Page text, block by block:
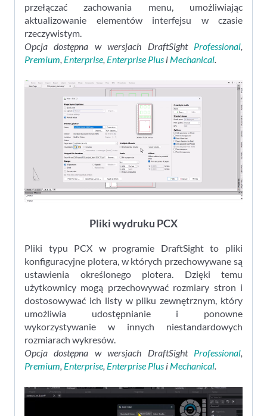
przełączać zachowania menu, umożliwiając
aktualizowanie elementów interfejsu w czasie
rzeczywistym.
Opcja dostępna w wersjach DraftSight Professional
Premium Enterprise Enterprise Plus i Mechanical
Pliki wydruku PCX
Pliki typu PCX w programie DraftSight to pliki
konfiguracyjne plotera, w których przechowywane są
ustawienia określonego plotera. Dzięki temu
użytkownicy mogą przechowywać rozmiary stron i
dostosowywać ich listy w pliku zewnętrznym, który
umożliwia udostępnianie i ponowne
wykorzystywanie w innych niestandardowych
rozmiarach wykresów.
Opcja dostępna w wersjach DraftSight Professional,
Premium, Enterprise, Enterprise Plus i Mechanical.